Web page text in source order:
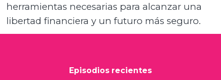
herramientas necesarias para alcanzar una
libertad financiera y un futuro más seguro.
Episodios recientes